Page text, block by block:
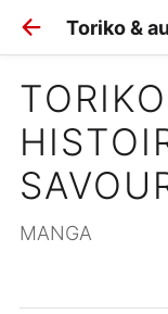
Toriko &
MANGA